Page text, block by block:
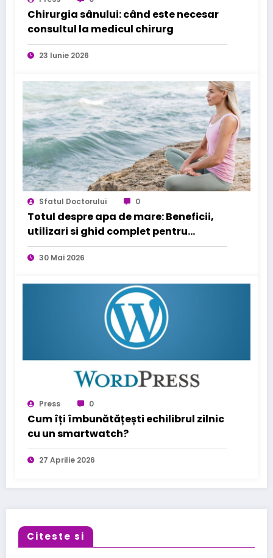
Chirurgia sânului: când este necesar
consultul la medicul chirurg
23 Iunie 2026
Sfatul Doctorului 0
Totul despre apa de mare: Beneficii,
utilizari si ghid complet pentru
sanatatea familiei tale
30 Mai 2026
Press 0
Cum îți îmbunătățești echilibrul zilnic
cu un smartwatch?
27 Aprilie 2026
Citeste si